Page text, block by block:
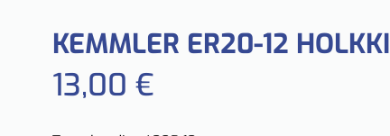
KEMMLER ER20-12 HOLKKI
13,00 €